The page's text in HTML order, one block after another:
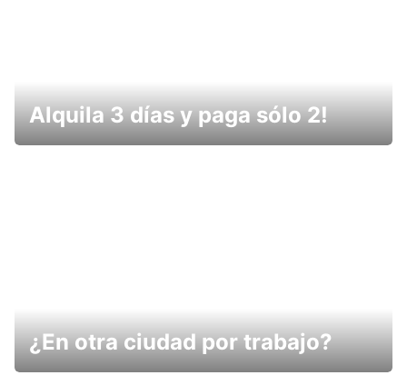
Alquila 3 días y paga sólo 2!
¿En otra ciudad por trabajo?